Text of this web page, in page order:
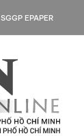
SGGP EPAPER